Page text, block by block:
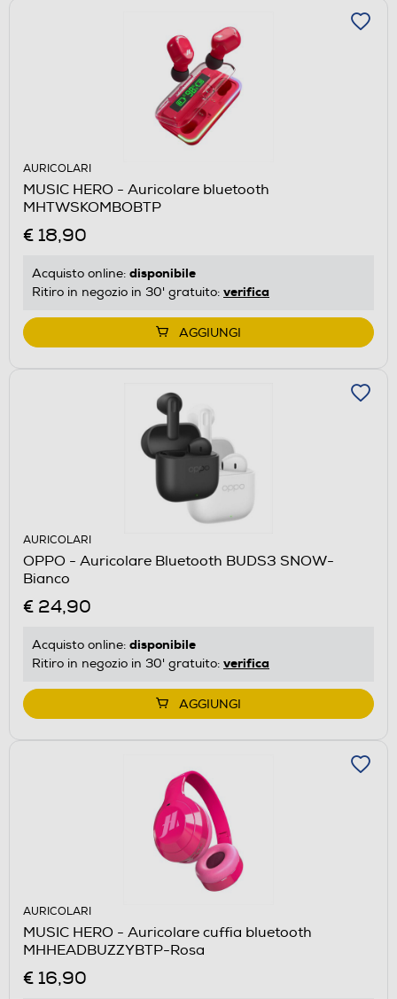
AURICOLARI
MUSIC HERO - Auricolare bluetooth
MHTWSKOMBOBTP
€ 18,90
Acquisto online: disponibile
Ritiro in negozio in 30' gratuito: verifica
AGGIUNGI
AURICOLARI
OPPO - Auricolare Bluetooth BUDS3 SNOW-
Bianco
€ 24,90
Acquisto online: disponibile
Ritiro in negozio in 30' gratuito: verifica
AGGIUNGI
AURICOLARI
MUSIC HERO - Auricolare cuffia bluetooth
MHHEADBUZZYBTP-Rosa
€ 16,90